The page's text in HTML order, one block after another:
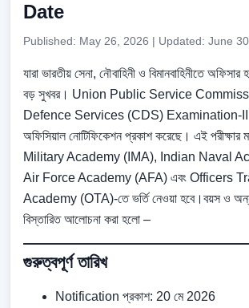
Date
Published: May 26, 2026 | Updated: June
যারা ভারতীয় সেনা, নৌবাহিনী ও বিমানবাহিনীতে
বড় সুখবর। Union Public Service
Defence Services (CDS) Examination-
অফিসিয়াল নোটিফিকেশন প্রকাশ করেছে। এই পরীক্ষার
Military Academy (IMA), Indian Naval
Air Force Academy (AFA) এবং Officers
Academy (OTA)-তে ভর্তি নেওয়া হবে।বয়স ও
বিস্তারিত আলোচনা করা হলো –
গুরুত্বপূর্ণ তারিখ
Notification প্রকাশ: 20 মে 2026